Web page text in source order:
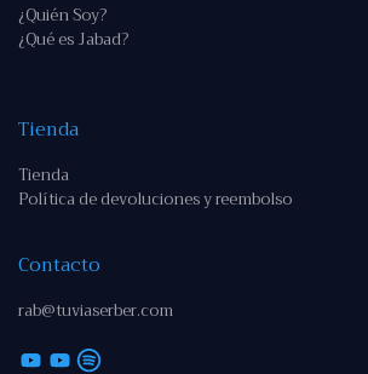
¿Quién Soy?
¿Qué es Jabad?
Tienda
Tienda
Política de devoluciones y reembolso
Contacto
rab@tuviaserber.com